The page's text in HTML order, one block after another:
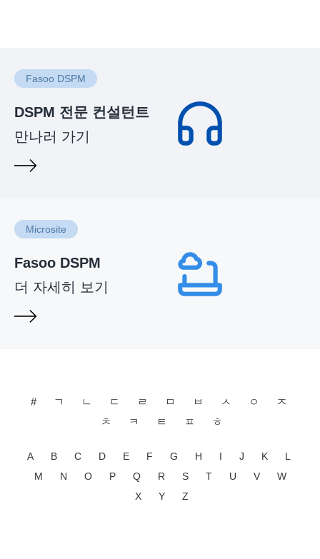
Fasoo DSPM
DSPM 전문 컨설턴트
만나러 가기
Microsite
Fasoo DSPM
더 자세히 보기
# ㄱ ㄴ ㄷ ㄹ ㅁ ㅂ ㅅ ㅇ
ㅈ
ㅊ
ㅋ ㅌ ㅍ ㅎ
A B C D E F G H I J K
L
M
N O P Q R S T U V
W
X
Y Z